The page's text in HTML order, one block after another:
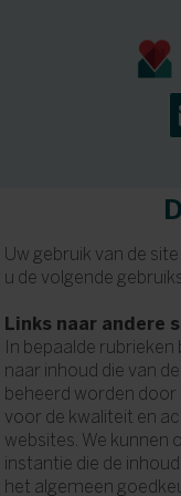
Uw gebruik van de
u de volgende
Links naar andere
In bepaalde
naar inhoud die van
beheerd worden door
voor de kwaliteit en
websites. We kunnen
instantie die de
het algemeen